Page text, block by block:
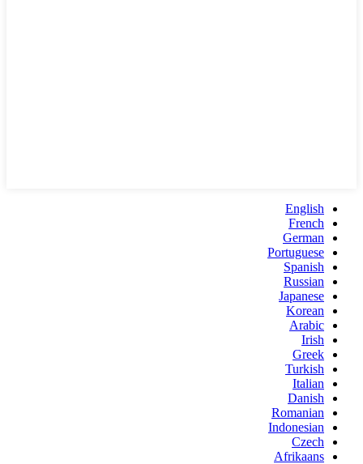
English
French
German
Portuguese
Spanish
Russian
Japanese
Korean
Arabic
Irish
Greek
Turkish
Italian
Danish
Romanian
Indonesian
Czech
Afrikaans